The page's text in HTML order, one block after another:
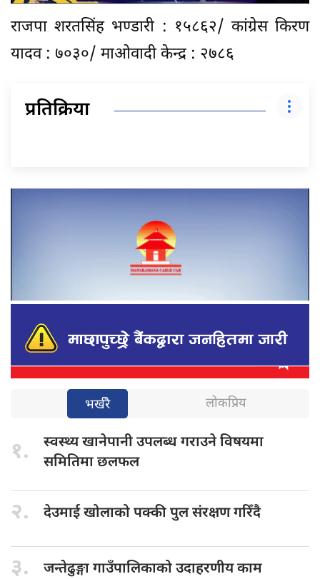
राजपा शरतसिंह भण्डारी : १५८६२/ कांग्रेस किरण
यादव : ७०३०/ माओवादी केन्द्र : २७८६
प्रतिक्रिया
भर्खरै लोकप्रिय
१. स्वस्थ्य खानेपानीउपलब्ध गराउने विषयमा
समितिमा छलफल
२. देउमाई खोलाकोपक्की पुल संरक्षण गरिँदै
३. जन्तेढुङ्गा गाउँपालिकाकोउदाहरणीय काम